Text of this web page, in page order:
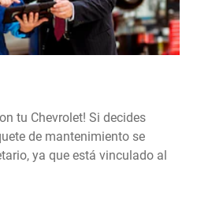
tu Chevrolet! Si decides
de mantenimiento se
ya que está vinculado al